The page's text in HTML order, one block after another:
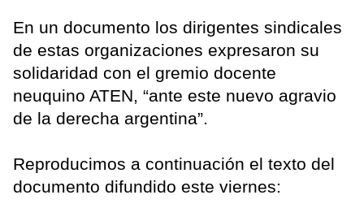
En un documento los dirigentes sindicales
de estas organizaciones expresaron su
solidaridad con el gremio docente
neuquino ATEN, “ante este nuevo agravio
de la derecha argentina”.
Reproducimos a continuación el texto del
documento difundido este viernes: